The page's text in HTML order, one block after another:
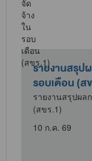
รายงานสรุป
รอบเดือน (ส
รายงานสรุปผล
(สขร.1)
10 ก.ค. 69